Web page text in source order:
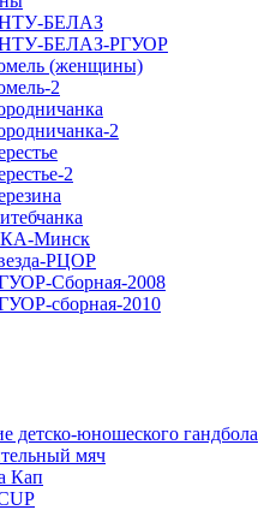
БЕЛАЗ
БЕЛАЗ-РГУОР
(женщины)
2
2
2
Минск
РЦОР
Сборная-2008
сборная-2010
детско-юношеского гандбола
мяч
Кап